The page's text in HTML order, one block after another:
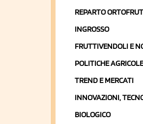
REPARTO
INGROSSO
FRUTTIVENDOLI E
POLITICHE AGRICOLE
TREND E MERCATI
INNOVAZIONI,
BIOLOGICO